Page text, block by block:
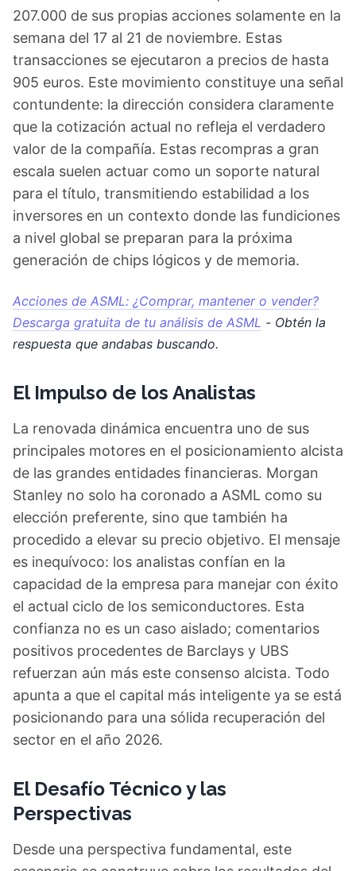
207.000 de sus propias acciones solamente en la
semana del 17 al 21 de noviembre. Estas
transacciones se ejecutaron a precios de hasta
905 euros. Este movimiento constituye una señal
contundente: la dirección considera claramente
que la cotización actual no refleja el verdadero
valor de la compañía. Estas recompras a gran
escala suelen actuar como un soporte natural
para el título, transmitiendo estabilidad a los
inversores en un contexto donde las fundiciones
a nivel global se preparan para la próxima
generación de chips lógicos y de memoria.
Acciones de ASML: ¿Comprar, mantener o vender?
Descarga gratuita de tu análisis de ASML - Obtén la
respuesta que andabas buscando.
El Impulso de los Analistas
La renovada dinámica encuentra uno de sus
principales motores en el posicionamiento alcista
de las grandes entidades financieras. Morgan
Stanley no solo ha coronado a ASML como su
elección preferente, sino que también ha
procedido a elevar su precio objetivo. El mensaje
es inequívoco: los analistas confían en la
capacidad de la empresa para manejar con éxito
el actual ciclo de los semiconductores. Esta
confianza no es un caso aislado; comentarios
positivos procedentes de Barclays y UBS
refuerzan aún más este consenso alcista. Todo
apunta a que el capital más inteligente ya se está
posicionando para una sólida recuperación del
sector en el año 2026.
El Desafío Técnico y las
Perspectivas
Desde una perspectiva fundamental, este